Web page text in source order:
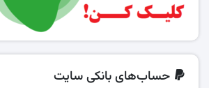
حساب‌های بانکی سایت